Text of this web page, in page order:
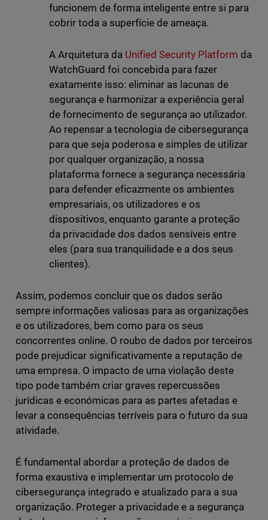
funcionem de forma inteligente entre si para
cobrir toda a superfície de ameaça.
A Arquitetura da Unified Security Platform da
WatchGuard foi concebida para fazer
exatamente isso: eliminar as lacunas de
segurança e harmonizar a experiência geral
de fornecimento de segurança ao utilizador.
Ao repensar a tecnologia de cibersegurança
para que seja poderosa e simples de utilizar
por qualquer organização, a nossa
plataforma fornece a segurança necessária
para defender eficazmente os ambientes
empresariais, os utilizadores e os
dispositivos, enquanto garante a proteção
da privacidade dos dados sensíveis entre
eles (para sua tranquilidade e a dos seus
clientes).
Assim, podemos concluir que os dados serão
sempre informações valiosas para as organizações
e os utilizadores, bem como para os seus
concorrentes online. O roubo de dados por terceiros
pode prejudicar significativamente a reputação de
uma empresa. O impacto de uma violação deste
tipo pode também criar graves repercussões
jurídicas e económicas para as partes afetadas e
levar a consequências terríveis para o futuro da sua
atividade.
É fundamental abordar a proteção de dados de
forma exaustiva e implementar um protocolo de
cibersegurança integrado e atualizado para a sua
organização. Proteger a privacidade e a segurança